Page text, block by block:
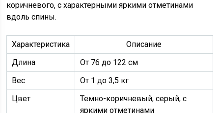
коричневого, с характерными яркими отметинами
вдоль спины.
Характеристика
Описание
Длина
От 76 до 122 см
Вес
От 1 до 3,5 кг
Цвет
Темно-коричневый, серый, с
яркими отметинами